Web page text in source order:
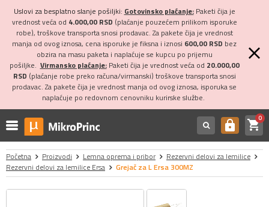
Uslovi za besplatno slanje pošiljki: Gotovinsko plaćanje:Paketi čija je
vrednost veća od 4.000,00 RSD (plaćanje pouzećem prilikom isporuke
robe), troškove transporta snosi prodavac. Za pakete čija je vrednost
manja od ovog iznosa, cena isporuke je fiksna i iznosi 600,00 RSD bez
obzira na masu paketa i naplaćuje se kupcu po prijemu
pošiljke. Virmansko plaćanje:Paketi čija je vrednost veća od 20.000,00
RSD (plaćanje robe preko računa/virmanski) troškove transporta snosi
prodavac. Za pakete čija je vrednost manja od ovog iznosa, isporuka se
naplaćuje po redovnom cenovniku kurirske službe.
https shopping_cart0
Početna Proizvodi Lemna oprema i pribor
Rezervni delovi za lemilice
Rezervni delovi za lemilice Ersa
Grejač za L Ersa 300MZ